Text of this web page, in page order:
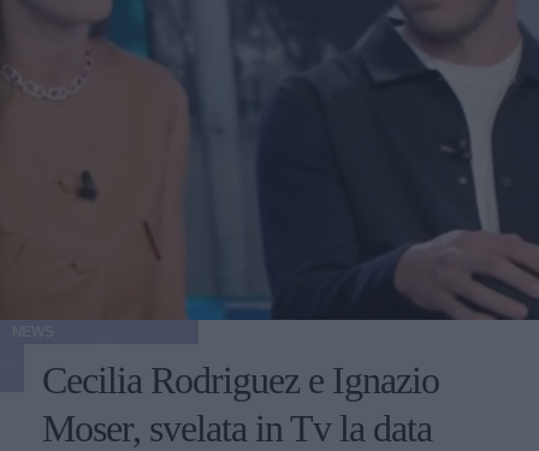
Cecilia Rodriguez e Ignazio
Moser, svelata in Tv la data